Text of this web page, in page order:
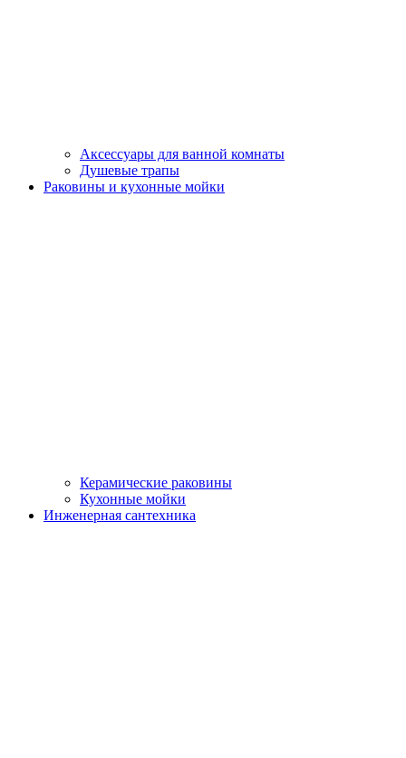
Аксессуары для ванной комнаты
Душевые трапы
Раковины и кухонные мойки
Керамические раковины
Кухонные мойки
Инженерная сантехника